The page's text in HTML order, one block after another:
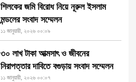
শিলকের জমি বিরোধ নিয়ে নূরুল ইসলাম
মন্ডলের সংবাদ সম্মেলন
১১ জানুয়ারী, ২০২৬ ০০:০৯
৩০ লাখ টাকা আত্মসাৎ ও জীবনের
নিরাপত্তার দাবিতে বগুড়ায় সংবাদ সম্মেলন
১১ জানুয়ারী, ২০২৬ ০০:০৭